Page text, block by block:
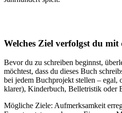
Welches Ziel verfolgst du mit
Bevor du zu schreiben beginnst,
möchtest, dass du dieses Buch
bei jedem Buchprojekt stellen – egal,
klarer), Kinderbuch, Belletristik oder
Mögliche Ziele: Aufmerksamkeit